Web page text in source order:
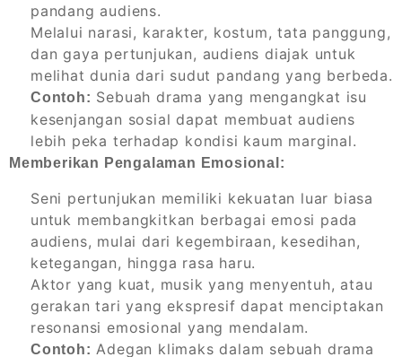
pandang audiens.
Melalui narasi, karakter, kostum, tata panggung,
dan gaya pertunjukan, audiens diajak untuk
melihat dunia dari sudut pandang yang berbeda.
Contoh: Sebuah drama yang mengangkat isu
kesenjangan sosial dapat membuat audiens
lebih peka terhadap kondisi kaum marginal.
Memberikan Pengalaman Emosional:
Seni pertunjukan memiliki kekuatan luar biasa
untuk membangkitkan berbagai emosi pada
audiens, mulai dari kegembiraan, kesedihan,
ketegangan, hingga rasa haru.
Aktor yang kuat, musik yang menyentuh, atau
gerakan tari yang ekspresif dapat menciptakan
resonansi emosional yang mendalam.
Contoh: Adegan klimaks dalam sebuah drama